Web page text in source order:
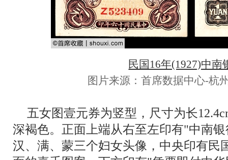
民国16年(1927)中南
图片来源：首席数据中心-杭
五女图壹元券为竖型，尺寸为长
深褐色。正面上端从右至左印有"中南
汉、满、蒙三个妇女头像，中央印有民